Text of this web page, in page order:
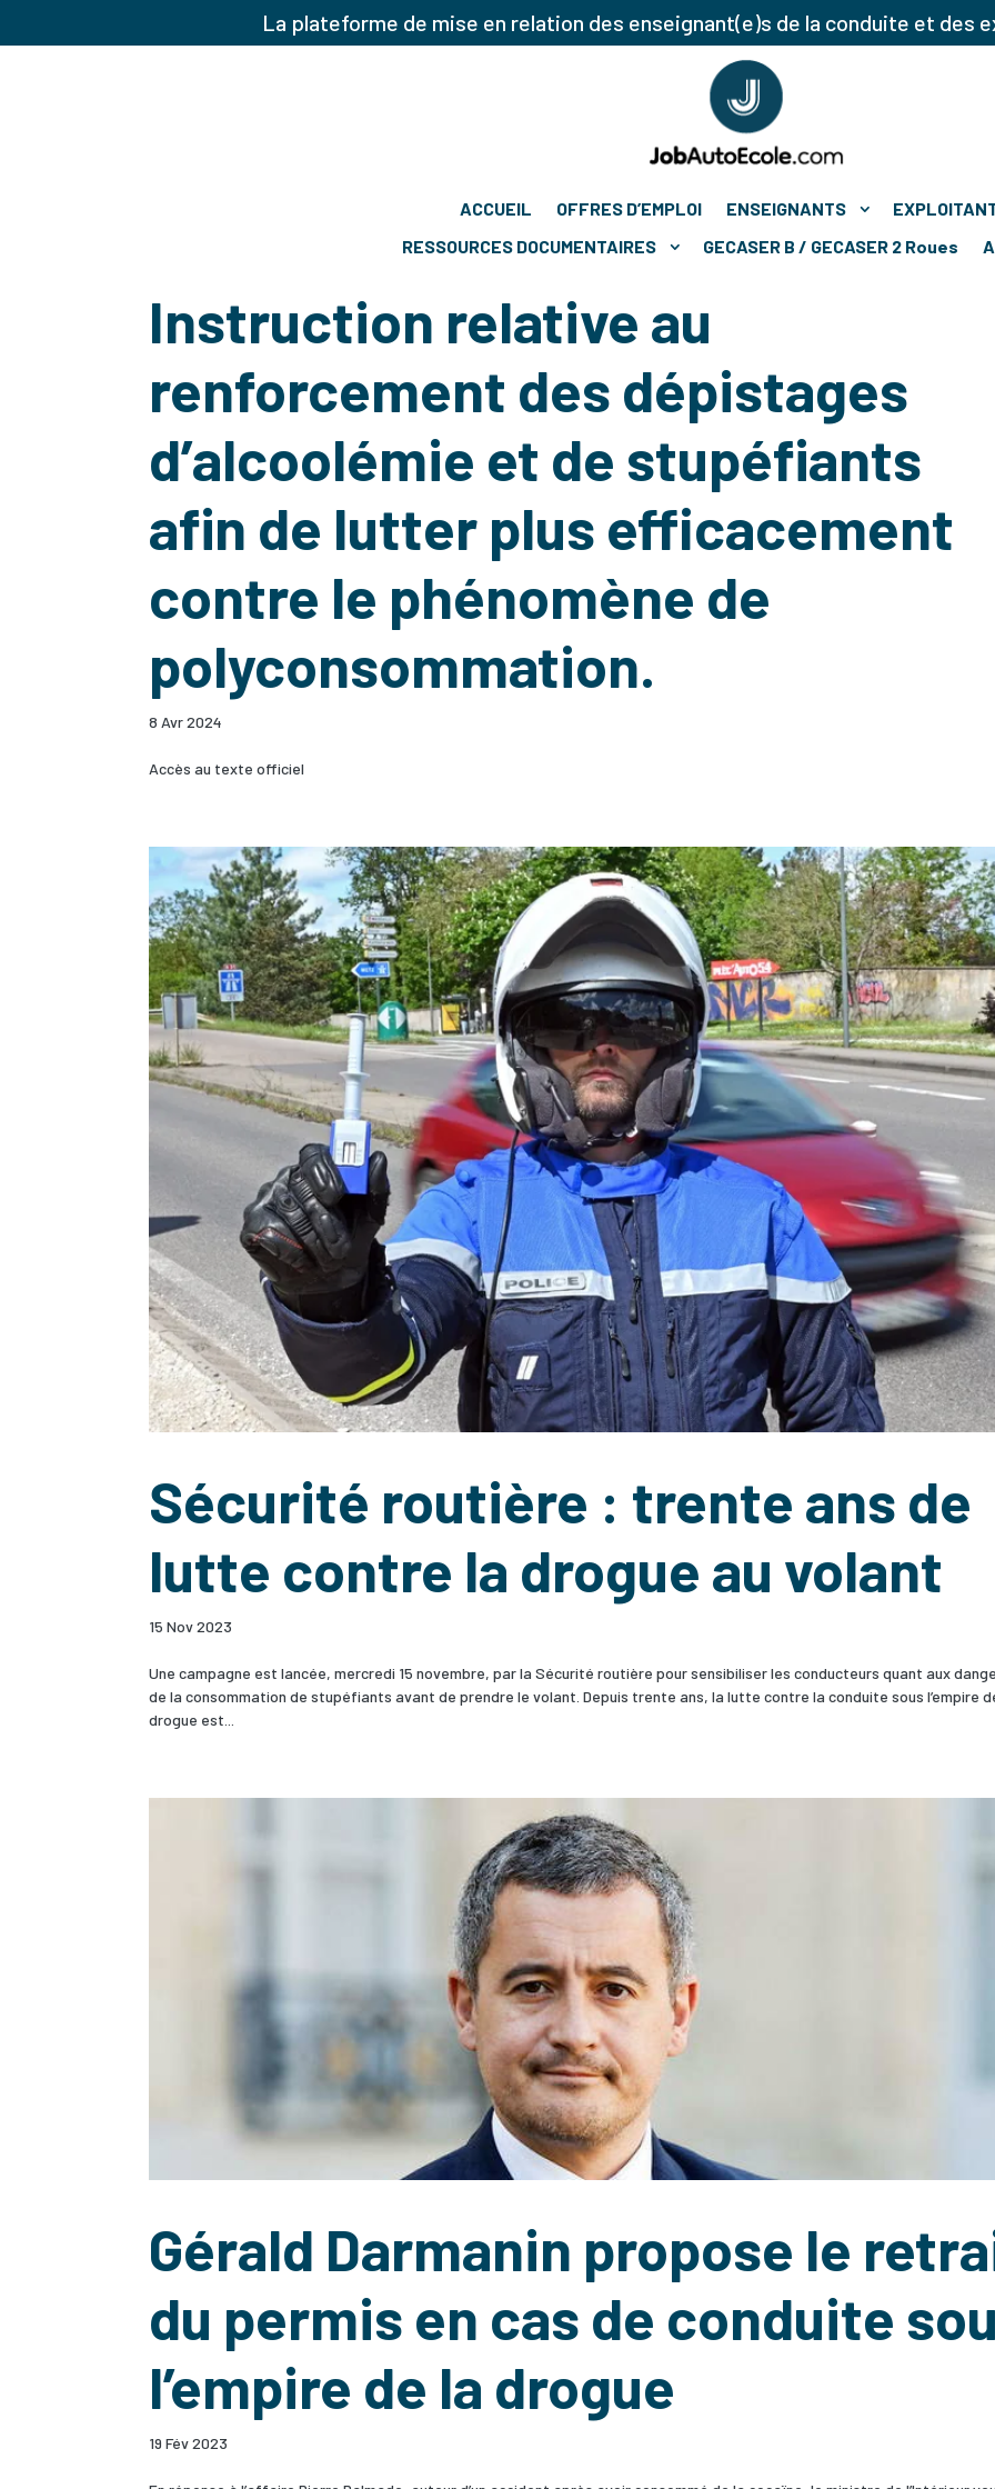
La plateforme de mise en relation des enseignant(e)s de la conduite et des
ACCUEIL OFFRES D’EMPLOI ENSEIGNANTS
RESSOURCES DOCUMENTAIRES
GECASER B / GECASER 2 Roues
Instruction relative au
renforcement des dépistages
d’alcoolémie et de stupéfiants
afin de lutter plus efficacement
contre le phénomène de
polyconsommation.
8 Avr 2024
Accès au texte officiel
Sécurité routière : trente ans de
lutte contre la drogue au volant
15 Nov 2023
Une campagne est lancée, mercredi 15 novembre, par la Sécurité routière pour sensibiliser les conducteurs quant aux
de la consommation de stupéfiants avant de prendre le volant. Depuis trente ans, la lutte contre la conduite sous l’empire
drogue est...
Gérald Darmanin propose le
du permis en cas de conduite
l’empire de la drogue
19 Fév 2023